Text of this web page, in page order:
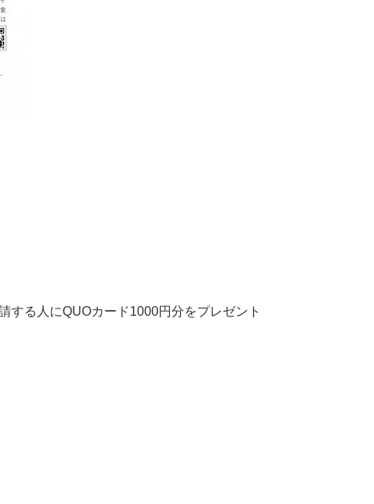
する人にQUOカード1000円分をプレゼント